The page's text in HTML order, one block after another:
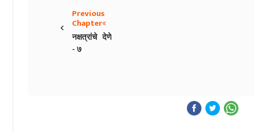
‹
Previous
Chapter
नक्षत्रांचे देणे
- ७